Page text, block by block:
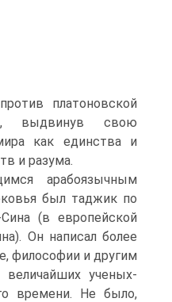
платоновской
выдвинув свою
как единства и
и разума.
арабоязычным
был таджик по
(в европейской
Он написал более
философии и другим
ученых-
времени. Не было,